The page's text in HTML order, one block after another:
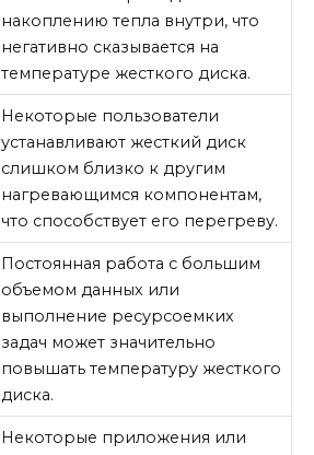
накоплению тепла внутри, что
негативно сказывается на
температуре жесткого диска.
Некоторые пользователи
устанавливают жесткий диск
слишком близко к другим
нагревающимся компонентам,
что способствует его перегреву.
Постоянная работа с большим
объемом данных или
выполнение ресурсоемких
задач может значительно
повышать температуру жесткого
диска.
Некоторые приложения или